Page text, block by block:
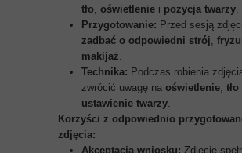
tło, oświetlenie i pozycja twarzy.
Przygotowanie: Przed sesją
zadbać o odpowiedni strój,
makijaż.
Technika: Podczas robienia
zwrócić uwagę na oświetlenie, tło
ustawienie twarzy.
Korzyści z odpowiednio
zdjęcia:
Akceptacja wniosku: Zdjęcie